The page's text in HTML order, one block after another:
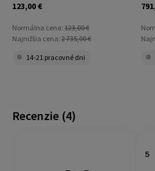
Recenzie (4)
5
123,00 €
Normálna cena: 123,00 €
Najnižšia cena: 2 735,00 €
14-21 pracovné dni